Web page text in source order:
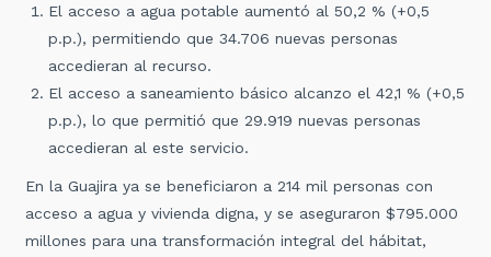
El acceso a agua potable aumentó al 50,2 % (+0,5
p.p.), permitiendo que 34.706 nuevas personas
accedieran al recurso.
El acceso a saneamiento básico alcanzo el 42,1 % (+0,5
p.p.), lo que permitió que 29.919 nuevas personas
accedieran al este servicio.
En la Guajira ya se beneficiaron a 214 mil personas con
acceso a agua y vivienda digna, y se aseguraron $795.000
millones para una transformación integral del hábitat,